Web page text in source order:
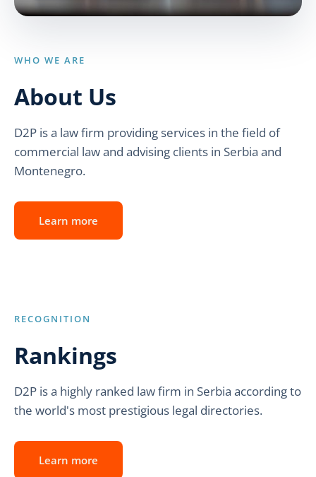
WHO WE ARE
About Us
D2P is a law firm providing services in the field of
commercial law and advising clients in Serbia and
Montenegro.
Learn more
RECOGNITION
Rankings
D2P is a highly ranked law firm in Serbia according to
the world's most prestigious legal directories.
Learn more